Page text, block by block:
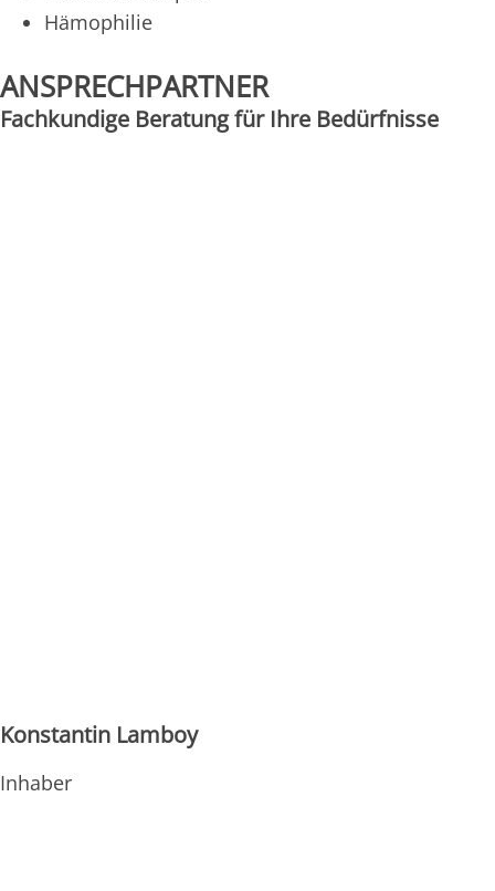
Hämophilie
ANSPRECHPARTNER
Fachkundige Beratung für Ihre Bedürfnisse
Konstantin Lamboy
Inhaber